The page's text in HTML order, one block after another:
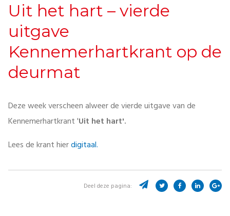
Uit het hart – vierde
uitgave
Kennemerhartkrant op de
deurmat
Deze week verscheen alweer de vierde uitgave van de
Kennemerhartkrant 'Uit het hart'.
Lees de krant hierdigitaal.
Deel deze pagina: